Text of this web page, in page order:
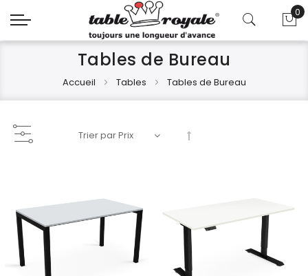
0
Tables de Bureau
Accueil Tables Tables de Bureau